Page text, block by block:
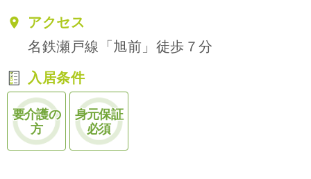
アクセス
名鉄瀬戸線「旭前」徒歩７分
入居条件
要介護の
方
身元保証
必須